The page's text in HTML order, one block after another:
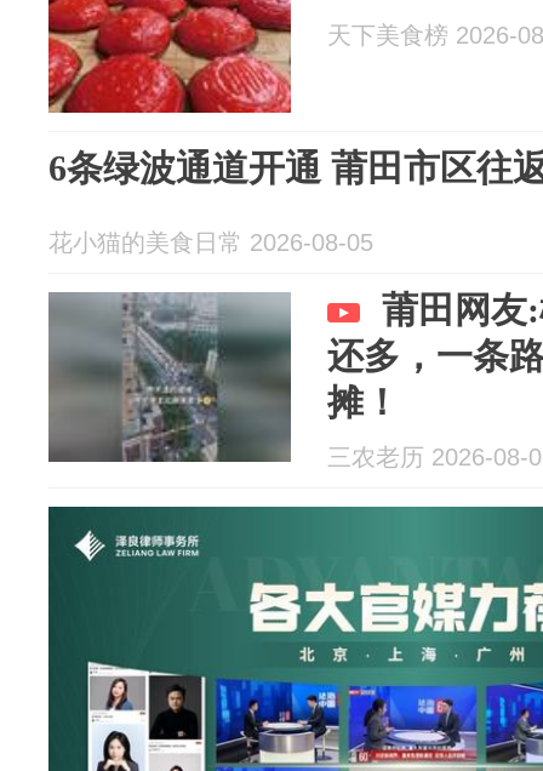
天下美食榜 2026-
6条绿波通道开通 莆田市区往
花小猫的美食日常 2026-08-05
莆田网友
还多，一条
摊！
三农老历 2026-08-